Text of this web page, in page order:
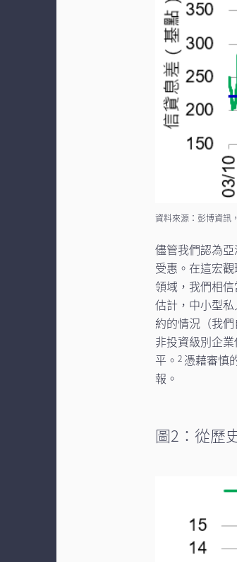
資料來源：彭博資訊
儘管我們認為
受惠。在這宏
領域，我們相
估計，中小型
約的情況（我
非投資級別企
平。2 憑藉審慎
報。
圖2：從歷